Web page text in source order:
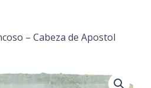
– Cabeza de Apostol